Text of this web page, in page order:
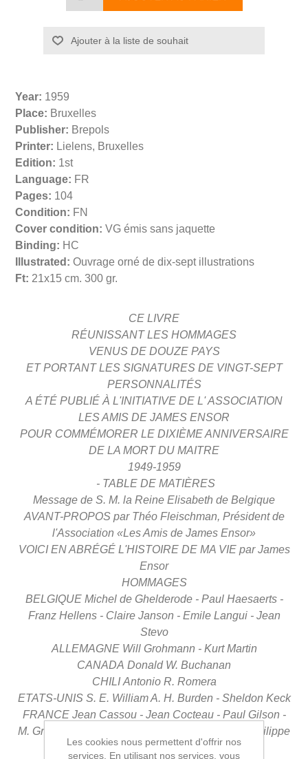
Year: 1959
Place: Bruxelles
Publisher: Brepols
Printer: Lielens, Bruxelles
Edition: 1st
Language: FR
Pages: 104
Condition: FN
Cover condition: VG émis sans jaquette
Binding: HC
Illustrated: Ouvrage orné de dix-sept illustrations
Ft: 21x15 cm. 300 gr.
CE LIVRE
RÉUNISSANT LES HOMMAGES
VENUS DE DOUZE PAYS
ET PORTANT LES SIGNATURES DE VINGT-SEPT
PERSONNALITÉS
A ÉTÉ PUBLIÉ À L'INITIATIVE DE L' ASSOCIATION
LES AMIS DE JAMES ENSOR
POUR COMMÉMORER LE DIXIÈME ANNIVERSAIRE
DE LA MORT DU MAITRE
1949-1959
- TABLE DE MATIÈRES
Message de S. M. la Reine Elisabeth de Belgique
AVANT-PROPOS par Théo Fleischman, Président de
l'Association «Les Amis de James Ensor»
VOICI EN ABRÉGÉ L'HISTOIRE DE MA VIE par James
Ensor
HOMMAGES
BELGIQUE Michel de Ghelderode - Paul Haesaerts -
Franz Hellens - Claire Janson - Emile Langui - Jean
Stevo
ALLEMAGNE Will Grohmann - Kurt Martin
CANADA Donald W. Buchanan
CHILIAntonio R. Romera
ETATS-UNIS S. E. William A. H. Burden - Sheldon Keck
FRANCE Jean Cassou - Jean Cocteau - Paul Gilson -
M. Gromaire
- René Huyghe - Armand Lanoux - Philippe
Soupault
Les cookies nous permettent d'offrir nos
services. En utilisant nos services, vous